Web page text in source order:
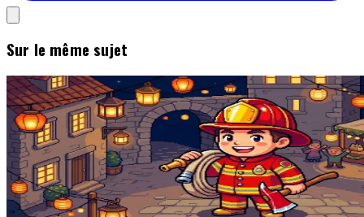
Sur le même sujet